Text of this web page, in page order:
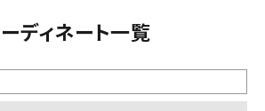
ディネート一覧